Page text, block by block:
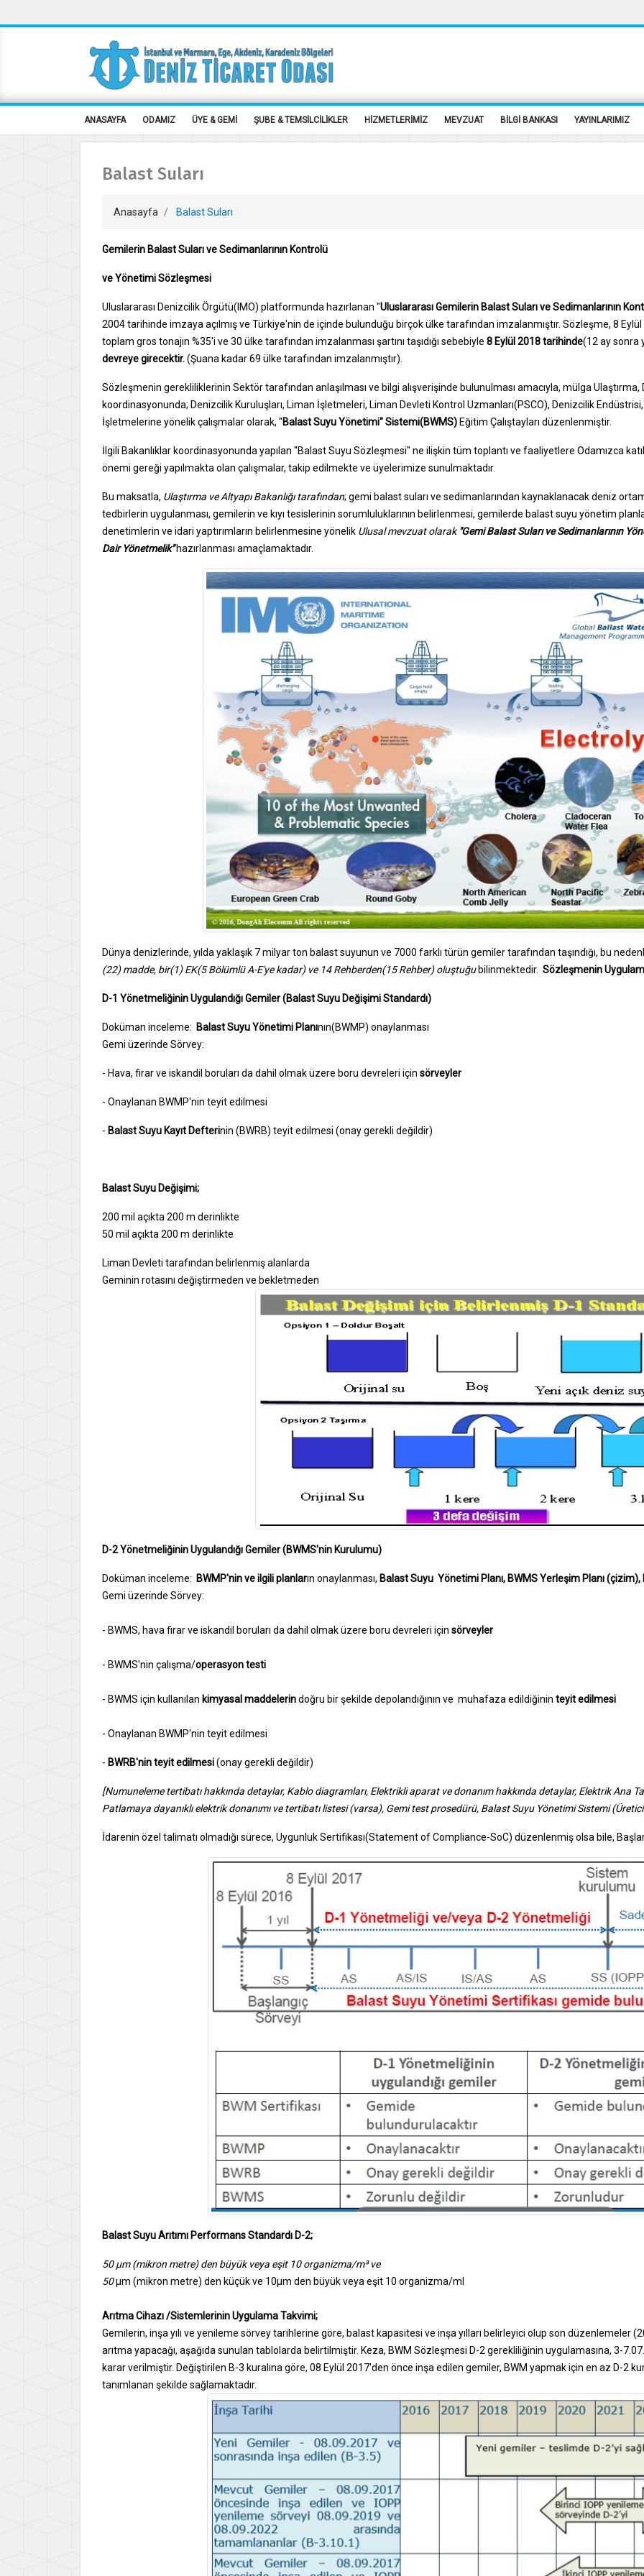
ANASAYFA ODAMIZ ÜYE & GEMİ ŞUBE & TEMSİLCİLİKLER HİZMETLERİMİZ MEVZUAT BİLGİ BANKASI YAYINLARIMIZ
Balast Suları
Anasayfa Balast Suları
Gemilerin Balast Suları ve Sedimanlarının Kontrolü
ve YönetimiSözleşmesi
Uluslararası Denizcilik Örgütü(IMO) platformunda hazırlanan "Uluslararası Gemilerin Balast Suları ve Sedimanlarının
2004 tarihinde imzaya açılmış ve Türkiye'nin de içinde bulunduğu birçok ülke tarafından imzalanmıştır. Sözleşme, 8
toplam gros tonajın %35'i ve 30 ülke tarafından imzalanması şartını taşıdığı sebebiyle 8 Eylül 2018 tarihinde(12 ay sonra
devreye girecektir.(Şuana kadar 69 ülke tarafından imzalanmıştır).
Sözleşmenin gerekliliklerinin Sektör tarafından anlaşılması ve bilgi alışverişinde bulunulması amacıyla, mülga Ulaştırma,
koordinasyonunda; Denizcilik Kuruluşları, Liman İşletmeleri, Liman Devleti Kontrol Uzmanları(PSCO), Denizcilik Endüstrisi,
İşletmelerine yönelik çalışmalar olarak, "Balast Suyu Yönetimi" Sistemi(BWMS) Eğitim Çalıştayları düzenlenmiştir.
İlgili Bakanlıklar koordinasyonunda yapılan "Balast Suyu Sözleşmesi" ne ilişkin tüm toplantı ve faaliyetlere Odamızca
önemi gereği yapılmakta olan çalışmalar, takip edilmekte ve üyelerimize sunulmaktadır.
Bu maksatla, Ulaştırma ve Altyapı Bakanlığı tarafından; gemi balast suları ve sedimanlarından kaynaklanacak deniz
tedbirlerin uygulanması, gemilerin ve kıyı tesislerinin sorumluluklarının belirlenmesi, gemilerde balast suyu yönetim
denetimlerin ve idari yaptırımların belirlenmesine yönelik Ulusal mevzuat olarak "Gemi Balast Suları ve Sedimanlarının
DairYönetmelik"hazırlanması amaçlamaktadır.
Dünya denizlerinde, yılda yaklaşık 7 milyar ton balast suyunun ve 7000 farklı türün gemiler tarafından taşındığı, bu
(22) madde, bir(1) EK(5 Bölümlü A-E'ye kadar) ve 14 Rehberden(15 Rehber) oluştuğubilinmektedir. Sözleşmenin
D-1 Yönetmeliğinin Uygulandığı Gemiler (Balast Suyu Değişimi Standardı)
Doküman inceleme: Balast Suyu Yönetimi Planının(BWMP) onaylanması
Gemi üzerinde Sörvey:
- Hava, firar ve iskandil boruları da dahil olmak üzere boru devreleri için sörveyler
- Onaylanan BWMP'nin teyit edilmesi
- Balast Suyu Kayıt Defterinin (BWRB) teyit edilmesi (onay gerekli değildir)
Balast Suyu Değişimi;
200 mil açıkta 200 m derinlikte
50 mil açıkta 200 m derinlikte
Liman Devleti tarafından belirlenmiş alanlarda
Geminin rotasını değiştirmeden ve bekletmeden
D-2 Yönetmeliğinin Uygulandığı Gemiler (BWMS'nin Kurulumu)
Doküman inceleme: BWMP'nin ve ilgili planların onaylanması, Balast Suyu Yönetimi Planı, BWMS Yerleşim Planı
Gemi üzerinde Sörvey:
- BWMS, hava firar ve iskandil boruları da dahil olmak üzere boru devreleri için sörveyler
- BWMS'nin çalışma/operasyon testi
- BWMS için kullanılan kimyasal maddelerindoğru bir şekilde depolandığının ve muhafaza edildiğinin teyit edilmesi
- Onaylanan BWMP'nin teyit edilmesi
- BWRB'nin teyit edilmesi(onay gerekli değildir)
[Numuneleme tertibatı hakkında detaylar, Kablo diagramları, Elektrikli aparat ve donanım hakkında detaylar, Elektrik Ana
Patlamaya dayanıklı elektrik donanımı ve tertibatı listesi (varsa), Gemi test prosedürü, Balast Suyu Yönetimi Sistemi
İdarenin özel talimatı olmadığı sürece, Uygunluk Sertifikası(Statement of Compliance-SoC) düzenlenmiş olsa bile,
Balast Suyu Arıtımı Performans Standardı D-2;
50 μm (mikron metre) den büyük veya eşit 10 organizma/m³ ve
50μm (mikron metre) den küçük ve 10μm den büyük veya eşit 10 organizma/ml
Arıtma Cihazı /Sistemlerinin Uygulama Takvimi;
Gemilerin, inşa yılı ve yenileme sörvey tarihlerine göre, balast kapasitesi ve inşa yılları belirleyici olup son düzenlemeler
arıtma yapacağı, aşağıda sunulan tablolarda belirtilmiştir. Keza, BWM Sözleşmesi D-2 gerekliliğinin uygulamasına, 3-
karar verilmiştir. Değiştirilen B-3 kuralına göre, 08 Eylül 2017'den önce inşa edilen gemiler, BWM yapmak için en az D-2
tanımlanan şekilde sağlamaktadır.